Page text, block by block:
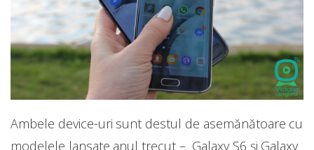
Ambele device-uri sunt destul de asemănătoare cu
modelele lansate anul trecut – Galaxy S6 și Galaxy